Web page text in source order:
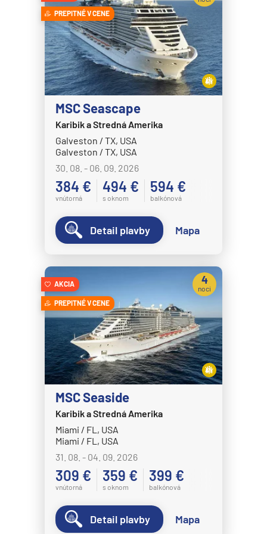
Expedičné plavby
Antarktída
Arktída
Expedičné plavby
Galapágy
Potvrdiť
Celebrity Eclipse
Celebrity Edge
Celebrity Equinox
Celebrity Flora
Celebrity Infinity
Celebrity Millennium
Celebrity Reflection®
Celebrity Silhouette®
Celebrity Solstice®
Celebrity Summit®
Celestyal Cruises
Celestyal Journey
Celestyal Olympia
Costa Cruises
Costa Deliziosa
Costa Diadema
Costa Fascinosa
Costa Favolosa
Costa Fortuna
Costa Pacifica
Costa Serena
Costa Smeralda
Costa Toscana
Crystal Cruises
PREPITNÉ V CENE
MSC Seascape
Karibik a Stredná Amerika
Galveston / TX, USA
Galveston / TX, USA
30. 08. - 06. 09. 2026
384 €
vnútorná
494 €
s oknom
594 €
balkónová
Detail plavby Mapa
AKCIA
PREPITNÉ V CENE
MSC Seaside
Karibik a Stredná Amerika
Miami / FL, USA
Miami / FL, USA
31. 08. - 04. 09. 2026
309 €
vnútorná
359 €
s oknom
399 €
balkónová
4
noci
Detail plavby Mapa